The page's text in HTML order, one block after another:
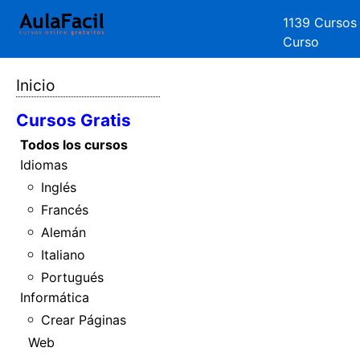
1139
Curso
Inicio
Cursos Gratis
Todos los cursos
Idiomas
Inglés
Francés
Alemán
Italiano
Portugués
Informática
Crear Páginas
Web